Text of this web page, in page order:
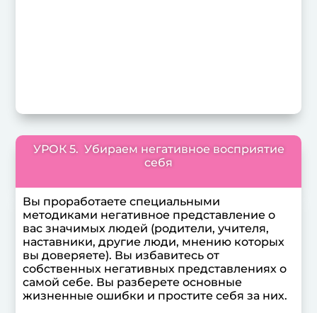
УРОК 5. Убираем негативное восприятие
себя
Вы проработаете специальными
методиками негативное представление о
вас значимых людей (родители, учителя,
наставники, другие люди, мнению которых
вы доверяете). Вы избавитесь от
собственных негативных представлениях о
самой себе. Вы разберете основные
жизненные ошибки и простите себя за них.